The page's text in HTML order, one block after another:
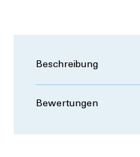
Beschreibung
Bewertungen